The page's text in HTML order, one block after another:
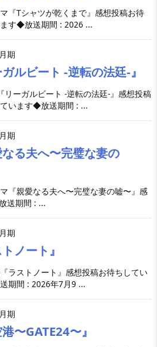
『Tシャツが乾くまで』感想投稿お待
す◆放送期間 : 2026 ...
期
ガルビート -逆転の法廷-』
リーガルビート -逆転の法廷-』感想投稿
います◆放送期間 : ...
期
なる夫へ〜完璧な妻の
『親愛なる夫へ〜完璧な妻の嘘〜』感
送期間 : ...
期
トノート』
ラストノート』感想投稿お待ちしてい
期間 : 2026年7月9 ...
期
港〜GATE24〜』